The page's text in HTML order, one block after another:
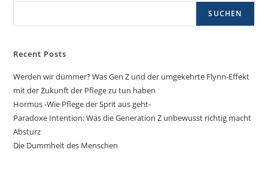
SUCHEN
Recent Posts
Werden wir dümmer? Was Gen Z und der umgekehrte Flynn-Effekt
mit der Zukunft der Pflege zu tun haben
Hormus -Wie Pflege der Sprit aus geht-
Paradoxe Intention: Was die Generation Z unbewusst richtig macht
Absturz
Die Dummheit des Menschen